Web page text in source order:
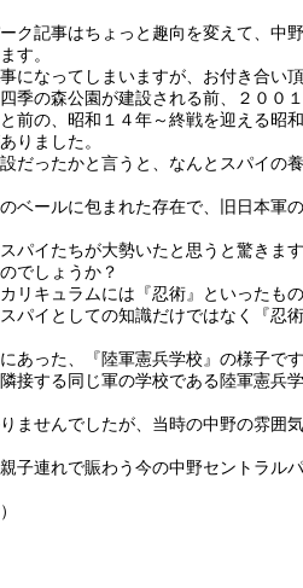
ク記事はちょっと趣向を変えて、中
す。
になってしまいますが、お付き合い
季の森公園が建設される前、２００
前の、昭和１４年～終戦を迎える昭
りました。
だったかと言うと、なんとスパイの
ベールに包まれた存在で、旧日本軍
パイたちが大勢いたと思うと驚きま
でしょうか？
リキュラムには『忍術』といったも
パイとしての知識だけではなく『忍
あった、『陸軍憲兵学校』の様子で
接する同じ軍の学校である陸軍憲兵
ませんでしたが、当時の中野の雰囲
子連れで賑わう今の中野セントラル